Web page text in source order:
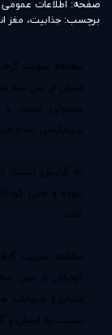
صفحه: اطلاعات عمومی
برچسب: جذابیت، مغز
مطالعه صورت
انسان از سن سه
معمولی است و
سیم‌کشی شده
به گزارش
نبوده و حتی
کنند.
مطالعه صورت
کودکان از سن
انسان و
نسبت به انسان و